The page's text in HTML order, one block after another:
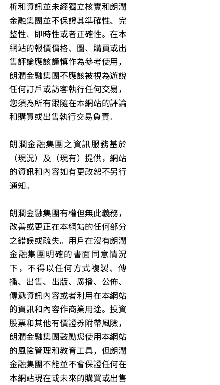
析和資訊並未經獨立核實和朗潤
金融集團並不保證其準確性、完
整性、即時性或者正確性。在本
網站的報價價格、圖、購買或出
售評論應該謹慎作為參考使用，
朗潤金融集團不應該被視為遊說
任何訂戶或訪客執行任何交易，
您須為所有跟隨在本網站的評論
和購買或出售執行交易負責。
朗潤金融集團之資訊服務基於
（現況）及（現有）提供，網站
的資訊和內容如有更改恕不另行
通知。
朗潤金融集團有權但無此義務，
改善或更正在本網站的任何部分
之錯誤或疏失。用戶在沒有朗潤
金融集團明確的書面同意情況
下，不得以任何方式複製、傳
播、出售、出版、廣播、公佈、
傳遞資訊內容或者利用在本網站
的資訊和內容作商業用途。投資
股票和其他有價證券附帶風險，
朗潤金融集團鼓勵您使用本網站
的風險管理和教育工具，但朗潤
金融集團不能並不會保證任何在
本網站現在或未來的購買或出售